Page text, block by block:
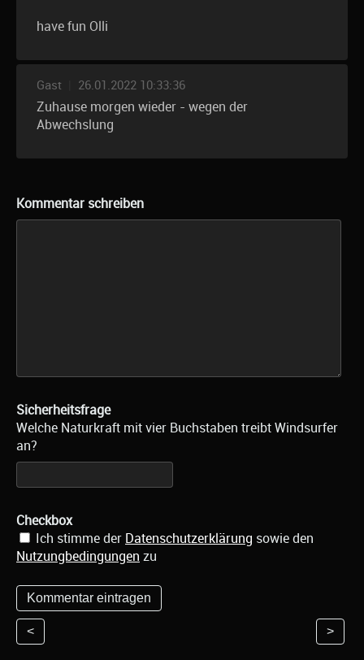
have fun Olli
Gast 26.01.2022 10:33:36
Zuhause morgen wieder - wegen der
Abwechslung
Kommentar schreiben
Sicherheitsfrage
Welche Naturkraft mit vier Buchstaben treibt Windsurfer
an?
Checkbox
Ich stimme der Datenschutzerklärung sowie den
Nutzungbedingungen zu
< >